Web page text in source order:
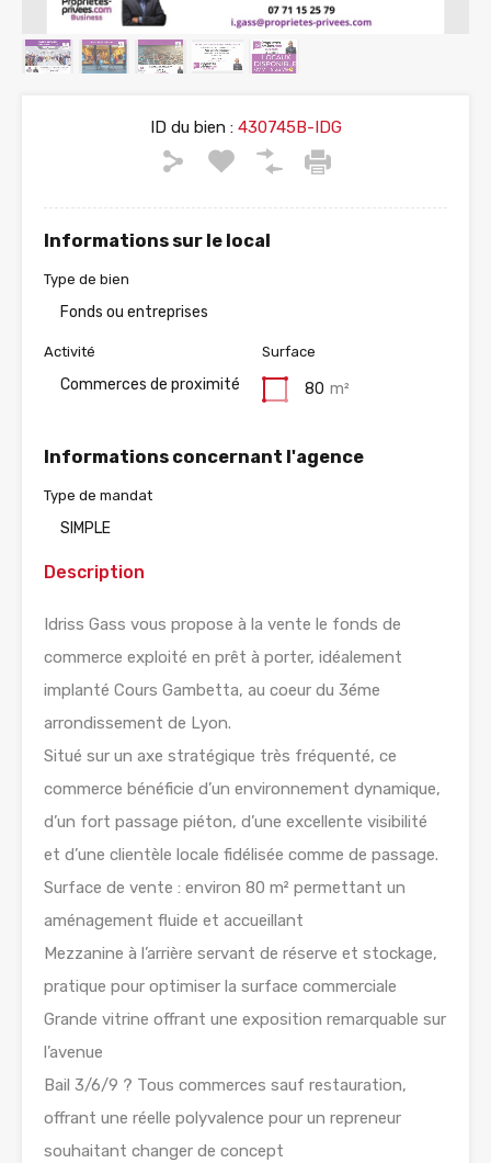
ID du bien :430745B-IDG
Informations sur le local
Type de bien
Fonds ou entreprises
Activité
Commerces de proximité
Surface
80 m²
Informations concernant l'agence
Type de mandat
SIMPLE
Description
Idriss Gass vous propose à la vente le fonds de
commerce exploité en prêt à porter, idéalement
implanté Cours Gambetta, au coeur du 3éme
arrondissement de Lyon.
Situé sur un axe stratégique très fréquenté, ce
commerce bénéficie d’un environnement dynamique,
d’un fort passage piéton, d’une excellente visibilité
et d’une clientèle locale fidélisée comme de passage.
Surface de vente : environ 80 m² permettant un
aménagement fluide et accueillant
Mezzanine à l’arrière servant de réserve et stockage,
pratique pour optimiser la surface commerciale
Grande vitrine offrant une exposition remarquable sur
l’avenue
Bail 3/6/9 ? Tous commerces sauf restauration,
offrant une réelle polyvalence pour un repreneur
souhaitant changer de concept